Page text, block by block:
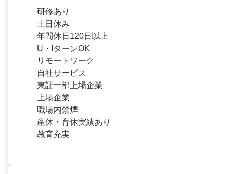
研修あり
土日休み
年間休日120日以上
U・IターンOK
リモートワーク
自社サービス
東証一部上場企業
上場企業
職場内禁煙
産休・育休実績あり
教育充実